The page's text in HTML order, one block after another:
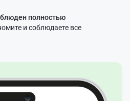
полностью
и соблюдаете все